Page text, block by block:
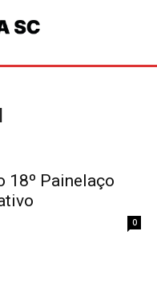
18º Painelaço
0